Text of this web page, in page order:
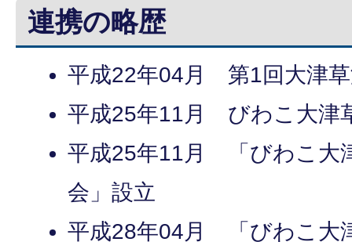
連携の略歴
平成22年04月 第1回大津
平成25年11月 びわこ大津
平成25年11月 「びわこ大
会」設立
平成28年04月 「びわこ大